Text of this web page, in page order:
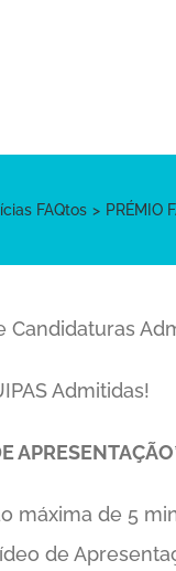
FAQtos PRÉMIO
Candidaturas
Admitidas!
máxima de 5
de